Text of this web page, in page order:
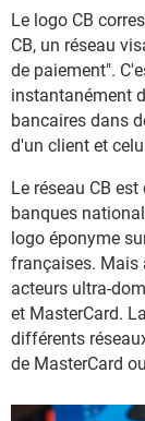
Le logo CB
CB, un réseau
de paiement".
instantanément
bancaires dans
d'un client et
Le réseau CB
banques
logo éponyme
françaises. Mais
acteurs ultra-
et MasterCard.
différents
de MasterCard